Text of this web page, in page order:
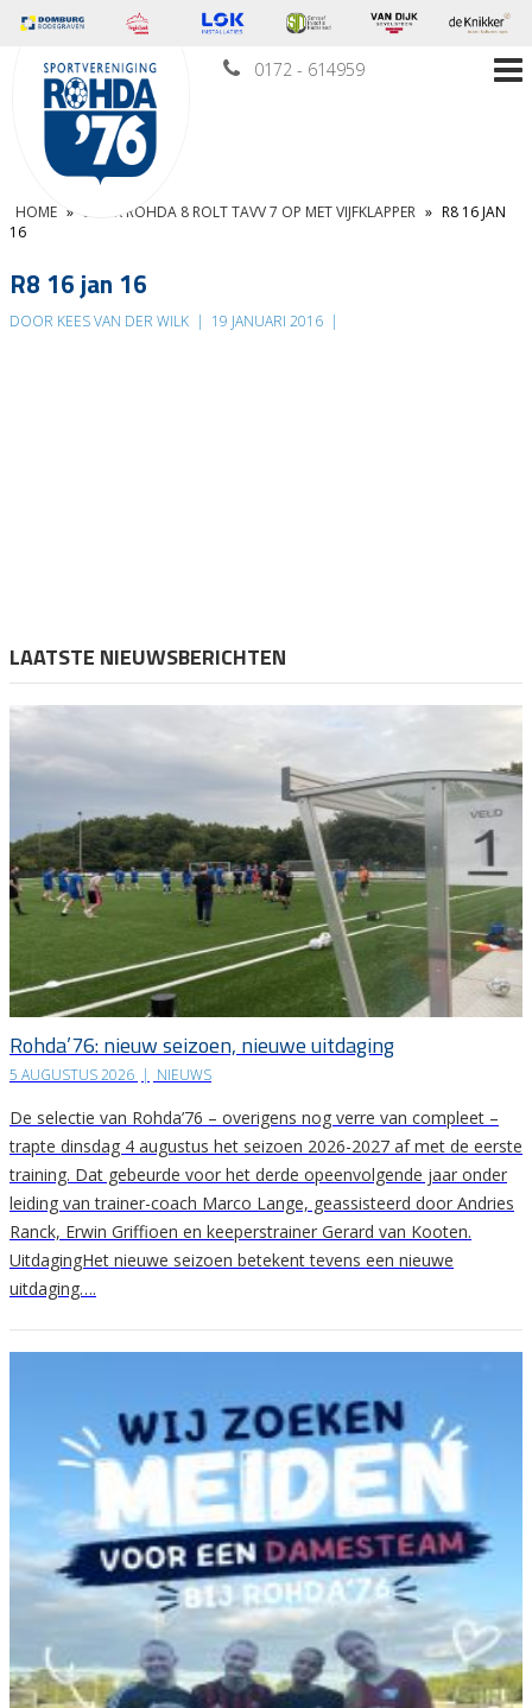
0172 - 614959
HOME » STERK ROHDA 8 ROLT TAVV 7 OP MET VIJFKLAPPER » R8 16 JAN
16
R8 16 jan 16
DOOR KEES VAN DER WILK | 19 JANUARI 2016 |
LAATSTE NIEUWSBERICHTEN
Rohda’76: nieuw seizoen, nieuwe uitdaging
5 AUGUSTUS 2026 | NIEUWS
De selectie van Rohda’76 – overigens nog verre van compleet –
trapte dinsdag 4 augustus het seizoen 2026-2027 af met de eerste
training. Dat gebeurde voor het derde opeenvolgende jaar onder
leiding van trainer-coach Marco Lange, geassisteerd door Andries
Ranck, Erwin Griffioen en keeperstrainer Gerard van Kooten.
UitdagingHet nieuwe seizoen betekent tevens een nieuwe
uitdaging….